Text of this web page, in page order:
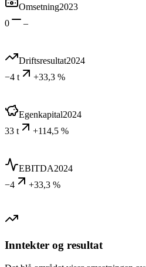
Omsetning2023
0
–
Driftsresultat2024
−4 t
+33,3 %
Egenkapital2024
33 t
+114,5 %
EBITDA2024
−4
+33,3 %
Inntekter og resultat